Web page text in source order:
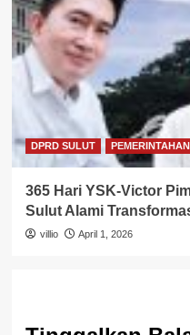
DPRD SULUT PEMERINTAHAN
365 Hari YSK-Victor
Sulut Alami
villio April 1, 2026